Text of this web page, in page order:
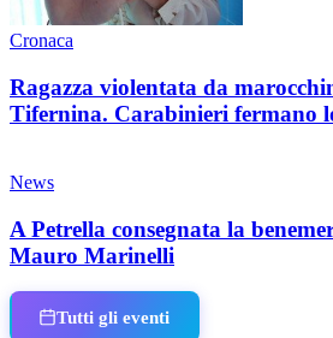
Cronaca
Ragazza violentata da
Tifernina. Carabinieri fermano
News
A Petrella consegnata la
Mauro Marinelli
Tutti gli eventi